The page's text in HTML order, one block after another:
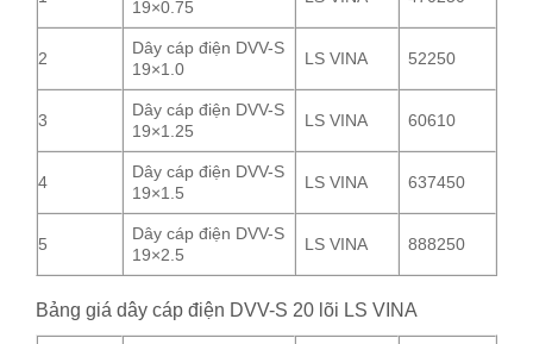
19×0.75
2
Dây cáp điện DVV-S
19×1.0
LS VINA 52250
3
Dây cáp điện DVV-S
19×1.25
LS VINA 60610
4
Dây cáp điện DVV-S
19×1.5
LS VINA 637450
5
Dây cáp điện DVV-S
19×2.5
LS VINA 888250
Bảng giá dây cáp điện DVV-S 20 lõi LS VINA